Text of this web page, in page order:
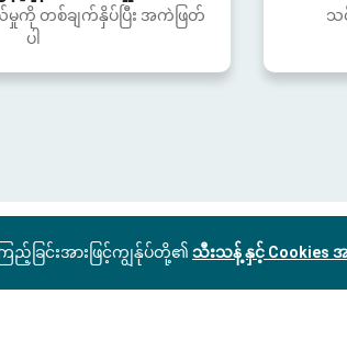
တစ်ချက်နှိပ်ပြီး အကဲဖြတ်
ပါ
သ
ြည့်ခြင်းအားဖြင့်ကျွန်ုပ်တို့၏ သီးသန့် နှင့် Cookies